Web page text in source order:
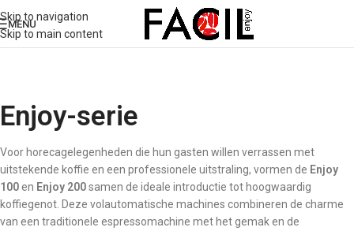
Skip to navigation
Skip to main content
MENU
Enjoy-serie
Voor horecagelegenheden die hun gasten willen verrassen met
uitstekende koffie en een professionele uitstraling, vormen de Enjoy
100en Enjoy 200samen de ideale introductie tot hoogwaardig
koffiegenot. Deze volautomatische machines combineren de charme
van een traditionele espressomachine met het gemak en de